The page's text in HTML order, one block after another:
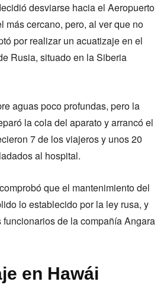
desviarse hacia el Aeropuerto
más cercano, pero, al ver que no
por realizar un acuatizaje en el
Rusia, situado en la Siberia
aguas poco profundas, pero la
la cola del aparato y arrancó el
7 de los viajeros y unos 20
al hospital.
que el mantenimiento del
lo establecido por la ley rusa, y
de la compañía Angara
en Hawái